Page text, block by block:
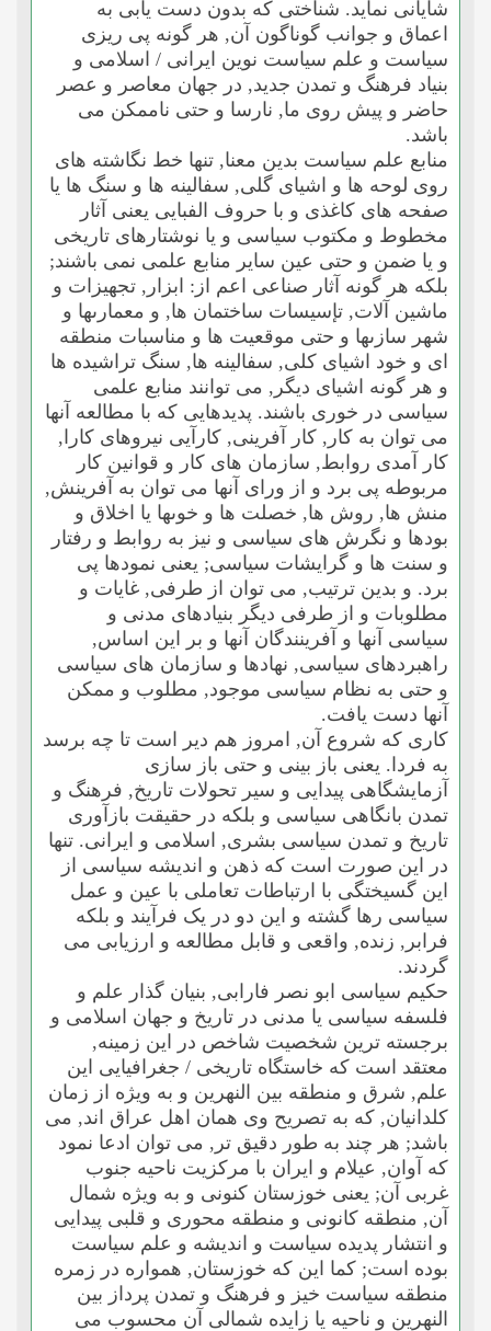
شایانى نماید. شناختى که بدون دست یابى به
اعماق و جوانب گوناگون آن, هر گونه پى ریزى
سیاست و علم سیاست نوین ایرانى / اسلامى و
بنیاد فرهنگ و تمدن جدید, در جهان معاصر و عصر
حاضر و پیش روى ما, نارسا و حتى ناممکن مى
باشد.
منابع علم سیاست بدین معنا, تنها خط نگاشته هاى
روى لوحه ها و اشیاى گلى, سفالینه ها و سنگ ها یا
صفحه هاى کاغذى و با حروف الفبایى یعنى آثار
مخطوط و مکتوب سیاسى و یا نوشتارهاى تاریخى
و یا ضمن و حتى عین سایر منابع علمى نمى باشند;
بلکه هر گونه آثار صناعى اعم از: ابزار, تجهیزات و
ماشین آلات, تإسیسات ساختمان ها, و معمارىها و
شهر سازىها و حتى موقعیت ها و مناسبات منطقه
اى و خود اشیاى کلى, سفالینه ها, سنگ تراشیده ها
و هر گونه اشیاى دیگر, مى توانند منابع علمى
سیاسى در خورى باشند. پدیدهایى که با مطالعه آنها
مى توان به کار, کار آفرینى, کارآیى نیروهاى کارا,
کار آمدى روابط, سازمان هاى کار و قوانین کار
مربوطه پى برد و از وراى آنها مى توان به آفرینش,
منش ها, روش ها, خصلت ها و خوىها یا اخلاق و
بودها و نگرش هاى سیاسى و نیز به روابط و رفتار
و سنت ها و گرایشات سیاسى; یعنى نمودها پى
برد. و بدین ترتیب, مى توان از طرفى, غایات و
مطلوبات و از طرفى دیگر بنیادهاى مدنى و
سیاسى آنها و آفرینندگان آنها و بر این اساس,
راهبردهاى سیاسى, نهادها و سازمان هاى سیاسى
و حتى به نظام سیاسى موجود, مطلوب و ممکن
آنها دست یافت.
کارى که شروع آن, امروز هم دیر است تا چه برسد
به فردا. یعنى باز بینى و حتى باز سازى
آزمایشگاهى پیدایى و سیر تحولات تاریخ, فرهنگ و
تمدن بانگاهى سیاسى و بلکه در حقیقت بازآورى
تاریخ و تمدن سیاسى بشرى, اسلامى و ایرانى. تنها
در این صورت است که ذهن و اندیشه سیاسى از
این گسیختگى با ارتباطات تعاملى با عین و عمل
سیاسى رها گشته و این دو در یک فرآیند و بلکه
فرابر, زنده, واقعى و قابل مطالعه و ارزیابى مى
گردند.
حکیم سیاسى ابو نصر فارابى, بنیان گذار علم و
فلسفه سیاسى یا مدنى در تاریخ و جهان اسلامى و
برجسته ترین شخصیت شاخص در این زمینه,
معتقد است که خاستگاه تاریخى / جغرافیایى این
علم, شرق و منطقه بین النهرین و به ویژه از زمان
کلدانیان, که به تصریح وى همان اهل عراق اند, مى
باشد; هر چند به طور دقیق تر, مى توان ادعا نمود
که آوان, عیلام و ایران با مرکزیت ناحیه جنوب
غربى آن; یعنى خوزستان کنونى و به ویژه شمال
آن, منطقه کانونى و منطقه محورى و قلبى پیدایى
و انتشار پدیده سیاست و اندیشه و علم سیاست
بوده است; کما این که خوزستان, همواره در زمره
منطقه سیاست خیز و فرهنگ و تمدن پرداز بین
النهرین و ناحیه یا زایده شمالى آن محسوب مى